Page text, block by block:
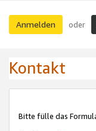
Anmelden oder
Kontakt
Bitte fülle das